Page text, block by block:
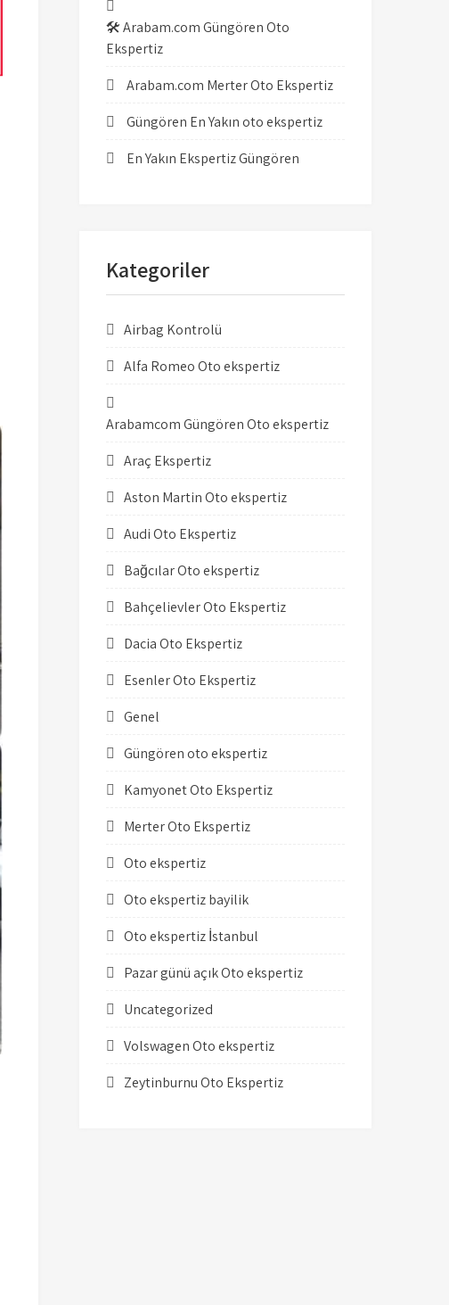
🛠️ Arabam.com Güngören Oto
Ekspertiz
Arabam.com Merter Oto Ekspertiz
Güngören En Yakın oto ekspertiz
En Yakın Ekspertiz Güngören
Kategoriler
Airbag Kontrolü
Alfa Romeo Oto ekspertiz
Arabamcom Güngören Oto ekspertiz
Araç Ekspertiz
Aston Martin Oto ekspertiz
Audi Oto Ekspertiz
Bağcılar Oto ekspertiz
Bahçelievler Oto Ekspertiz
Dacia Oto Ekspertiz
Esenler Oto Ekspertiz
Genel
Güngören oto ekspertiz
Kamyonet Oto Ekspertiz
Merter Oto Ekspertiz
Oto ekspertiz
Oto ekspertiz bayilik
Oto ekspertiz İstanbul
Pazar günü açık Oto ekspertiz
Uncategorized
Volswagen Oto ekspertiz
Zeytinburnu Oto Ekspertiz